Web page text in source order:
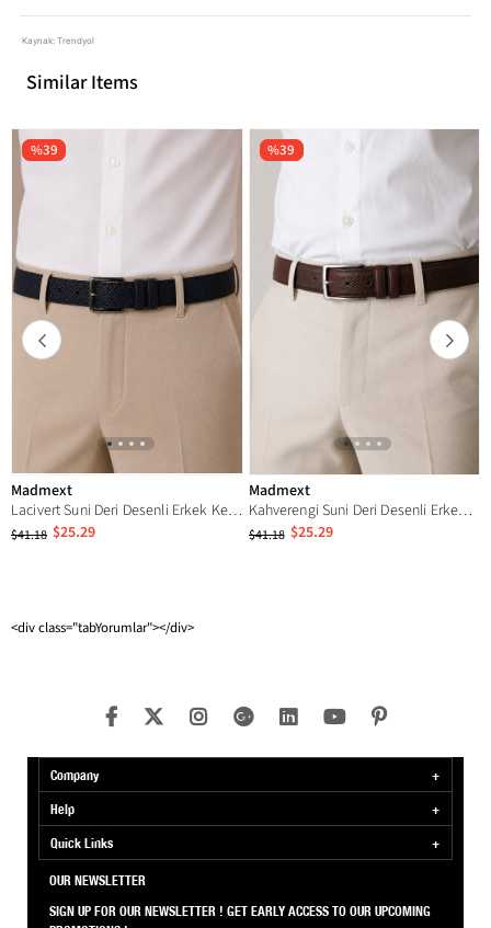
Kaynak: Trendyol
Similar Items
Madmext
Lacivert Suni Deri Desenli Erkek Kemer 7223
$25.29
$41.18
%39
Madmext
Kahverengi Suni Deri Desenli Erkek Kemer 7223
$25.29
$41.18
%39
<div class="tabYorumlar"></div>
Company
Help
Quick Links
OUR NEWSLETTER
SIGN UP FOR OUR NEWSLETTER ! GET EARLY ACCESS TO OUR UPCOMING